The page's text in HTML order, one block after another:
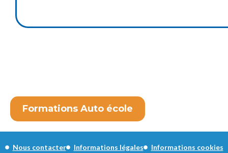
Formations Auto école
Nous contacter Informations légales
Informations cookies